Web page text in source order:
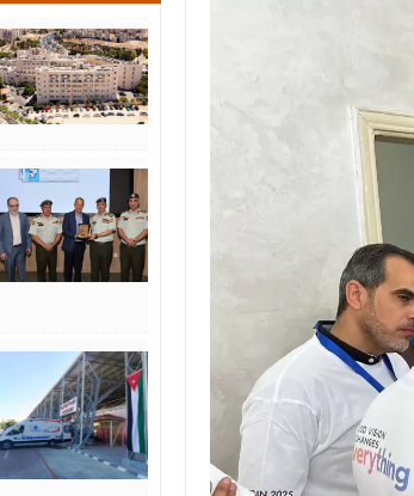
بخدمة العلم (الدفعة الثالثة) إلى مراجعة منصة خدمة العلم
القاضي محمود أحمد فريحات.. مبارك ومزيدا من التوفيق